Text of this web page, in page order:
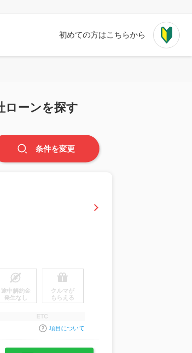
初めての方はこちらから
ローンを探す
条件を変更
途中解約金
発生なし
クルマが
もらえる
ETC
項目について